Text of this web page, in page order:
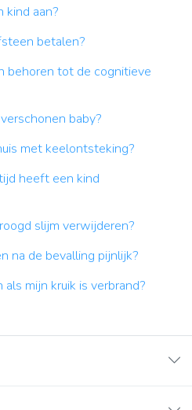
kind aan?
betalen?
behoren tot de cognitieve
baby?
met keelontsteking?
heeft een kind
slijm verwijderen?
na de bevalling pijnlijk?
mijn kruik is verbrand?